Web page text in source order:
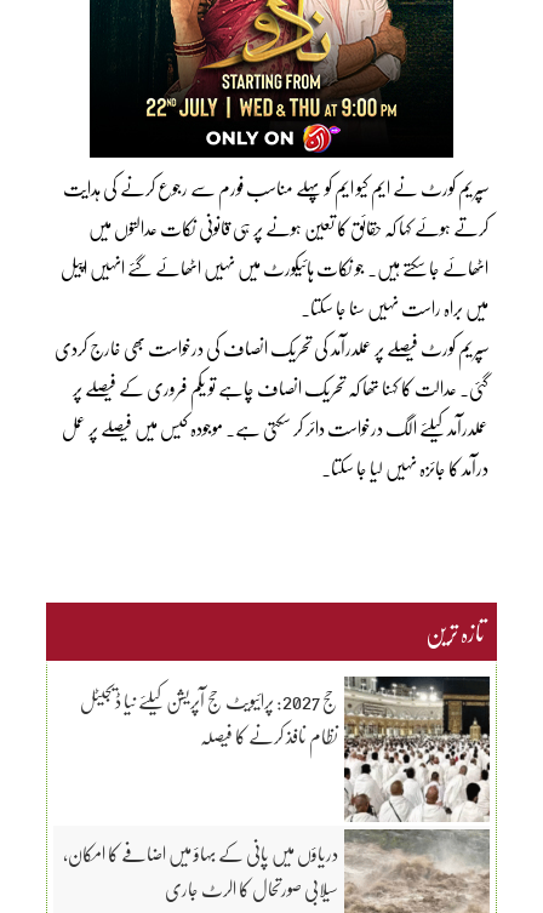
سپریم کورٹ نے ایم کیو ایم کو پہلے مناسب فورم سے رجوع کرنے کی ہدایت
کرتے ہوئے کہا کہ حقائق کا تعین ہونے پر ہی قانونی نکات عدالتوں میں
اٹھائے جا سکتے ہیں۔ جو نکات ہائیکورٹ میں نہیں اٹھائے گئے انہیں اپیل
میں براہ راست نہیں سنا جا سکتا۔
سپریم کورٹ فیصلے پر عملدرآمد کی تحریک انصاف کی درخواست بھی خارج کردی
گئی۔ عدالت کا کہنا تھا کہ تحریک انصاف چاہے تو یکم فروری کے فیصلے پر
عملدرآمد کیلئے الگ درخواست دائر کر سکتی ہے۔ موجودہ کیس میں فیصلے پر عمل
درآمد کا جائزہ نہیں لیا جا سکتا۔
تازہ ترین
حج 2027: پرائیویٹ حج آپریشن کیلئے نیا ڈیجیٹل
نظام نافذ کرنے کا فیصلہ
دریاؤں میں پانی کے بہاؤ میں اضافے کا امکان،
سیلابی صورتحال کا الرٹ جاری